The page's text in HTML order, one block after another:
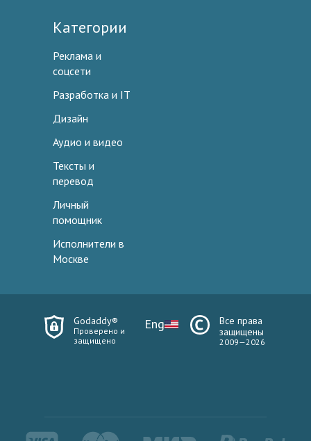
Категории
Реклама и
соцсети
Разработка и IT
Дизайн
Аудио и видео
Тексты и
перевод
Личный
помощник
Исполнители в
Москве
Godaddy®
Проверено и
защищено
Eng
Все права
защищены
2009—2026